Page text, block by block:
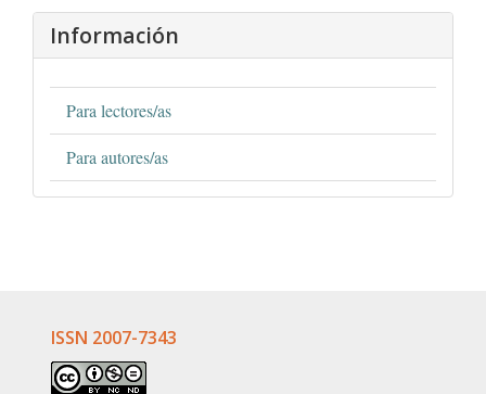
Información
Para lectores/as
Para autores/as
ISSN 2007-7343